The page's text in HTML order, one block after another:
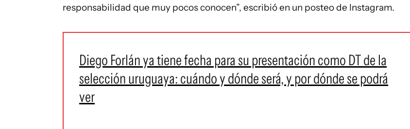
responsabilidad que muy pocos conocen”, escribió en un posteo de Instagram.
Diego Forlán ya tiene fecha para su presentación como DT de la
selección uruguaya: cuándo y dónde será, y por dónde se podrá
ver